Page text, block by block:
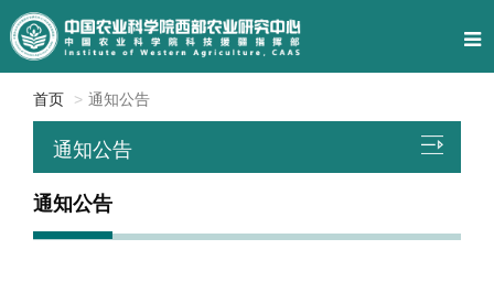
首页 通知公告
通知公告
通知公告